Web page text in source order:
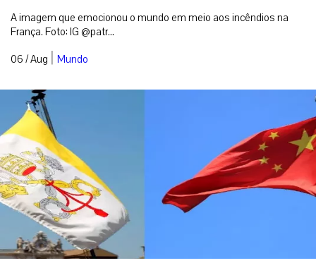
A imagem que emocionou o mundo em meio aos incêndios na
França. Foto: IG @patr...
06 / Aug | Mundo